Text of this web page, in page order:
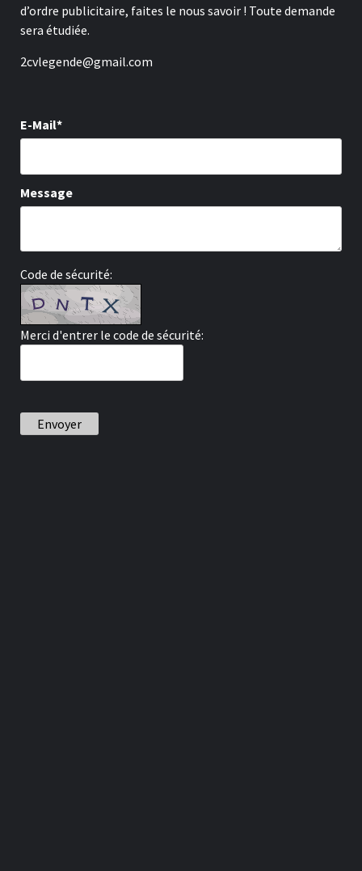
d’ordre publicitaire, faites le nous savoir ! Toute demande
sera étudiée.
2cvlegende@gmail.com
E-Mail*
Message
Code de sécurité:
Merci d'entrer le code de sécurité:
Envoyer